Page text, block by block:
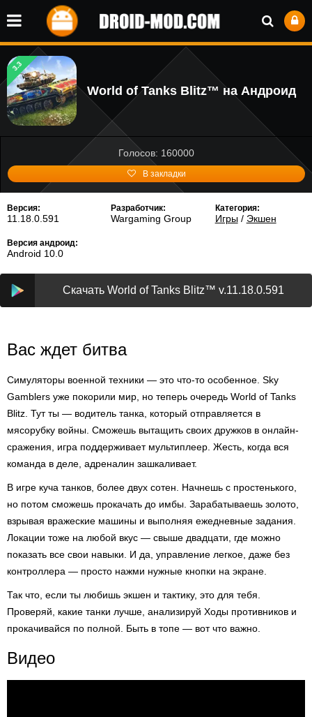
3.3
World of Tanks Blitz™ на Андроид
Голосов: 160000
В закладки
Версия:
11.18.0.591
Разработчик:
Wargaming Group
Категория:
Игры/ Экшен
Версия андроид:
Android 10.0
Скачать World of Tanks Blitz™ v.11.18.0.591
Вас ждет битва
Симуляторы военной техники — это что-то особенное. Sky
Gamblers уже покорили мир, но теперь очередь World of Tanks
Blitz. Тут ты — водитель танка, который отправляется в
мясорубку войны. Сможешь вытащить своих дружков в онлайн-
сражения, игра поддерживает мультиплеер. Жесть, когда вся
команда в деле, адреналин зашкаливает.
В игре куча танков, более двух сотен. Начнешь с простенького,
но потом сможешь прокачать до имбы. Зарабатываешь золото,
взрывая вражеские машины и выполняя ежедневные задания.
Локации тоже на любой вкус — свыше двадцати, где можно
показать все свои навыки. И да, управление легкое, даже без
контроллера — просто нажми нужные кнопки на экране.
Так что, если ты любишь экшен и тактику, это для тебя.
Проверяй, какие танки лучше, анализируй Ходы противников и
прокачивайся по полной. Быть в топе — вот что важно.
Видео